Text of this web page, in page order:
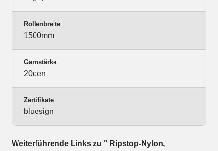
Rollenbreite
1500mm
Garnstärke
20den
Zertifikate
bluesign
Weiterführende Links zu " Ripstop-Nylon,